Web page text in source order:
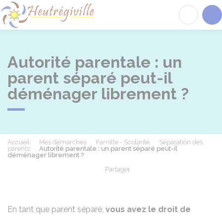
Autorité parentale : un
parent séparé peut-il
déménager librement ?
Accueil Mes démarches Famille - Scolarité
Séparation des
parents
Autorité parentale : un parent séparé peut-il
déménager librement ?
Partager
En tant que parent séparé, vous avez le droit de